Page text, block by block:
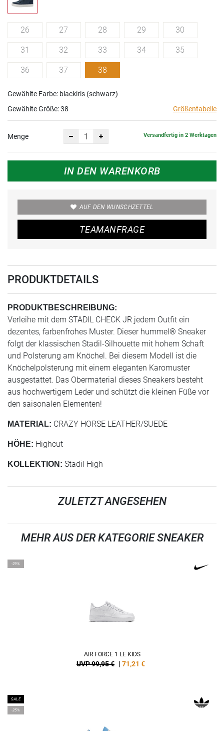
26 27 28 29 30
31 32 33 34 35
36 37 38
Gewählte Farbe: blackiris (schwarz)
Gewählte Größe:38 Größentabelle
Menge Versandfertig in 2 Werktagen
IN DEN WARENKORB
AUF DEN WUNSCHZETTEL
TEAMANFRAGE
PRODUKTDETAILS
PRODUKTBESCHREIBUNG:
Verleihe mit dem STADIL CHECK JR jedem Outfit ein
dezentes, farbenfrohes Muster. Dieser hummel® Sneaker
folgt der klassischen Stadil-Silhouette mit hohem Schaft
und Polsterung am Knöchel. Bei diesem Modell ist die
Knöchelpolsterung mit einem eleganten Karomuster
ausgestattet. Das Obermaterial dieses Sneakers besteht
aus hochwertigem Leder und schützt die kleinen Füße vor
den saisonalen Elementen!
MATERIAL: CRAZY HORSE LEATHER/SUEDE
HÖHE: Highcut
KOLLEKTION: Stadil High
ZULETZT ANGESEHEN
MEHR AUS DER KATEGORIE SNEAKER
-29%
AIR FORCE 1 LE KIDS
UVP 99,95 € | 71,21 €
SALE
-25%